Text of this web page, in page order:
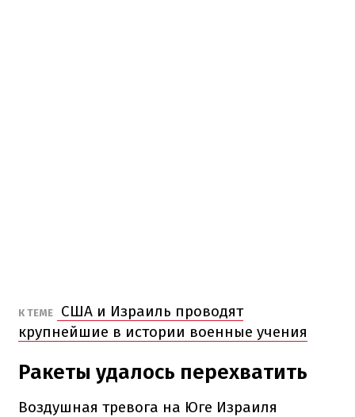
К ТЕМЕ
США и Израиль проводят
крупнейшие в истории военные учения
Ракеты удалось перехватить
Воздушная тревога на Юге Израиля